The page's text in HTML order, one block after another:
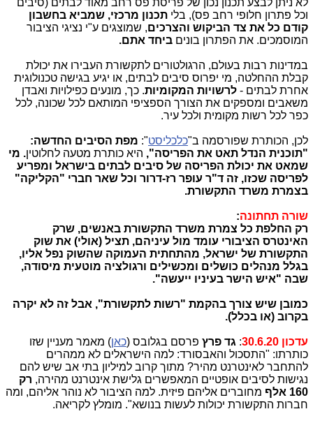
לא ניתן לבצע תכנון נכון של פריסת פס רחב מאוד לבתים (סיבים
וכל פתרון חלופי רחב פס), בלי תכנון מרכזי, שמביא בחשבון
קודם כל את צד הביקוש והצרכים, שמוצגים ע"י נציגי הציבור
המוסמכים. את הפתרון בונים ביחד אתם.
במדינות רבות בעולם, הרגולטורים לתקשורת העבירו את יכולת
קבלת ההחלטה, מי יפרוס סיבים לבתים, או יגיע בגישה טכנולוגית
אחרת לבתים - לרשויות המקומיות. כך, מונעים כפילויות ואבדן
משאבים ומספקים את הצורך הספציפי המותאם לכל שכונה, לכל
כפר לכל רשות מקומית ולכל עיר.
לכן, הכותרת שפורסמה ב"כלכליסט": מפת הסיבים החדשה:
"תוכנית הנדל תאט את הפריסה", היא כותרת מטעה לחלוטין. מי
שמאט את יכולת הפריסה של סיבים לבתים בישראל ומפריע
לפריסה שכזו, זה ד"ר עופר רז-דרור וכל שאר חברי "הקליקה"
בצמרת משרד התקשורת.
שורה תחתונה:
רק החלפת כל צמרת משרד התקשורת באנשים, שרק
האינטרס הציבורי עומד מול עיניהם, תציל (אולי) את שוק
התקשורת של ישראל, מהתחתית העמוקה שהשוק נפל אליו,
בגלל מנהלים כושלים ומכשילים ורגולציה מוטעית מיסודה,
שבה "איש הישר בעיניו ייעשה".
כמובן שיש צורך בהקמת "רשות לתקשורת", אבל זה לא יקרה
בקרוב (או בכלל).
עדכון 30.6.20 : גד פרץ פרסם בגלובס (כאן) מאמר מעניין שזו
כותרתו: "התסכול והאבסורד: למה הישראלים לא ממהרים
להתחבר לאינטרנט מהיר? מתוך קרוב למיליון בתי אב שיש להם
נגישות לסיבים אופטיים המאפשרים גלישת אינטרנט מהירה, רק
160 אלף
מחוברים אליהם פיזית. למה הציבור לא נוהר אליהם, ומה
חברות התקשורת יכולות לעשות בנושא". מומלץ לקריאה.